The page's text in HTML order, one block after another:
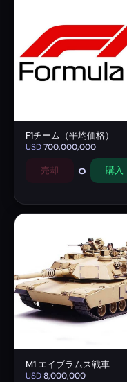
F1チーム（平均価格）
USD700,000,000
売却 0 購入
M1 エイブラムス戦車
USD8,000,000